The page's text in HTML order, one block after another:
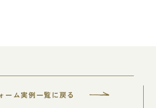
ーム実例一覧に戻る